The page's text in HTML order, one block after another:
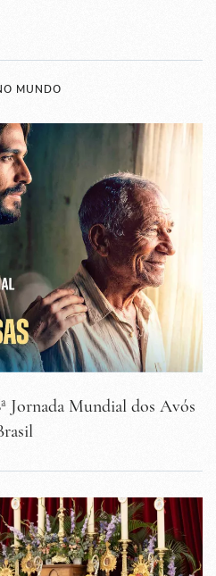
MUNDO
Jornada Mundial dos Avós